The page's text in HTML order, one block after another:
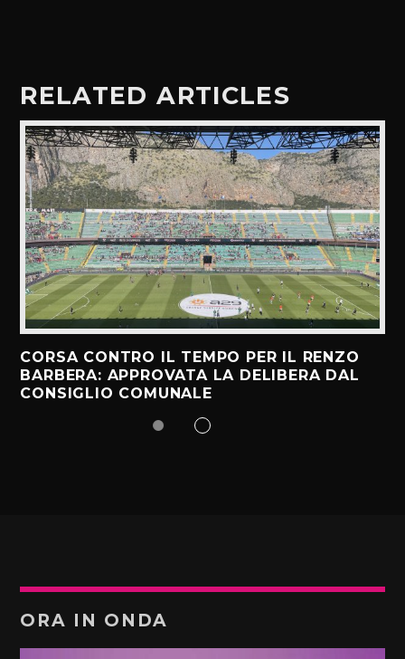
RELATED ARTICLES
CORSA CONTRO IL TEMPO PER IL RENZO
BARBERA: APPROVATA LA DELIBERA DAL
CONSIGLIO COMUNALE
ORA IN ONDA